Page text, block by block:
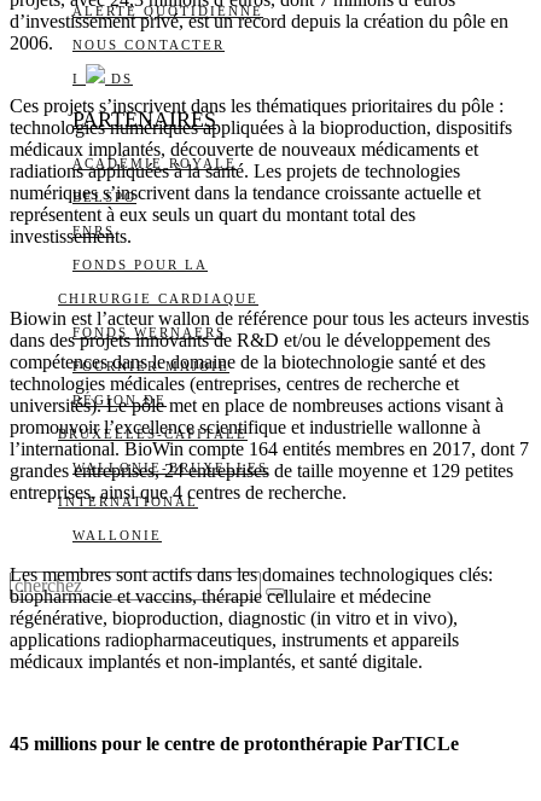
ALERTE QUOTIDIENNE
NOUS CONTACTER
I DS
PARTENAIRES
ACADÉMIE ROYALE
BELSPO
FNRS
FONDS POUR LA
CHIRURGIE CARDIAQUE
FONDS WERNAERS
FOURNIER-MAJOIE
RÉGION DE
BRUXELLES-CAPITALE
WALLONIE-BRUXELLES
INTERNATIONAL
WALLONIE
d’investissement privé, est un record depuis la création du pôle en
2006.
Ces projets s’inscrivent dans les thématiques prioritaires du pôle :
technologies numériques appliquées à la bioproduction, dispositifs
médicaux implantés, découverte de nouveaux médicaments et
radiations appliquées à la santé. Les projets de technologies
numériques s’inscrivent dans la tendance croissante actuelle et
représentent à eux seuls un quart du montant total des
investissements.
Biowin est l’acteur wallon de référence pour tous les acteurs investis
dans des projets innovants de R&D et/ou le développement des
compétences dans le domaine de la biotechnologie santé et des
technologies médicales (entreprises, centres de recherche et
universités). Le pôle met en place de nombreuses actions visant à
promouvoir l’excellence scientifique et industrielle wallonne à
l’international. BioWin compte 164 entités membres en 2017, dont 7
grandes entreprises, 24 entreprises de taille moyenne et 129 petites
entreprises, ainsi que 4 centres de recherche.
Les membres sont actifs dans les domaines technologiques clés:
biopharmacie et vaccins, thérapie cellulaire et médecine
régénérative, bioproduction, diagnostic (in vitro et in vivo),
applications radiopharmaceutiques, instruments et appareils
médicaux implantés et non-implantés, et santé digitale.
45 millions pour le centre de protonthérapie ParTICLe